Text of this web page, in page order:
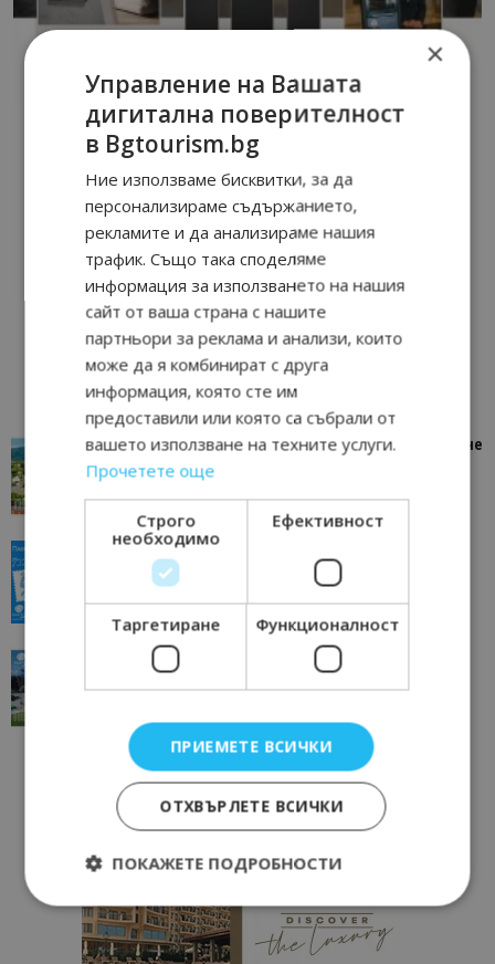
“Пощенска картичка от…”: Петрич – Изживяване
отвъд очакваното
“Пощенска картичка от…”: Пловдив, градът на
всички времена
Пловдив 23/06/2026 10:00
“Пощенска картичка от…”: Перник – град на
традициите, културата и вдъхновяващите...
×
Управление на Вашата
дигитална поверителност
в Bgtourism.bg
Ние използваме бисквитки, за да
персонализираме съдържанието,
рекламите и да анализираме нашия
трафик. Също така споделяме
информация за използването на нашия
сайт от ваша страна с нашите
партньори за реклама и анализи, които
може да я комбинират с друга
информация, която сте им
предоставили или която са събрали от
вашето използване на техните услуги.
Прочетете още
Строго
необходимо
Ефективност
Таргетиране Функционалност
ПРИЕМЕТЕ ВСИЧКИ
ОТХВЪРЛЕТЕ ВСИЧКИ
ПОКАЖЕТЕ ПОДРОБНОСТИ
Строго необходимо
Ефективност